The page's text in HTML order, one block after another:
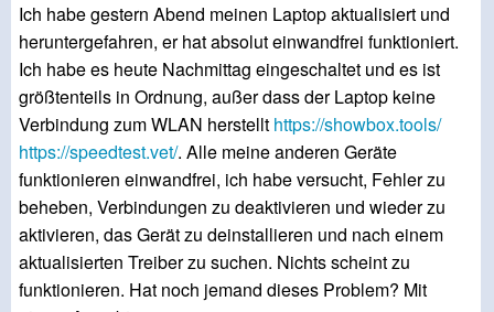
Ich habe gestern Abend meinen Laptop aktualisiert und
heruntergefahren, er hat absolut einwandfrei funktioniert.
Ich habe es heute Nachmittag eingeschaltet und es ist
größtenteils in Ordnung, außer dass der Laptop keine
Verbindung zum WLAN herstellt https://showbox.tools/
https://speedtest.vet/. Alle meine anderen Geräte
funktionieren einwandfrei, ich habe versucht, Fehler zu
beheben, Verbindungen zu deaktivieren und wieder zu
aktivieren, das Gerät zu deinstallieren und nach einem
aktualisierten Treiber zu suchen. Nichts scheint zu
funktionieren. Hat noch jemand dieses Problem? Mit